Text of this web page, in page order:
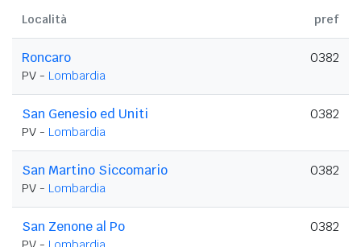
Località pref
Roncaro
PV - Lombardia
0382
San Genesio ed Uniti
PV - Lombardia
0382
San Martino Siccomario
PV - Lombardia
0382
San Zenone al Po 0382